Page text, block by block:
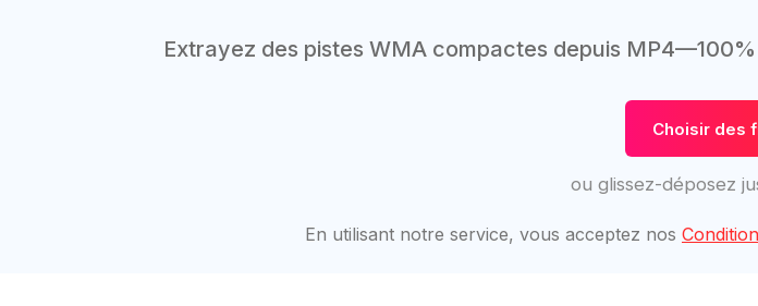
Extrayez des pistes WMA compactes depuis
Choisir des
ou glissez-déposez
En utilisant notre service, vous acceptez nos